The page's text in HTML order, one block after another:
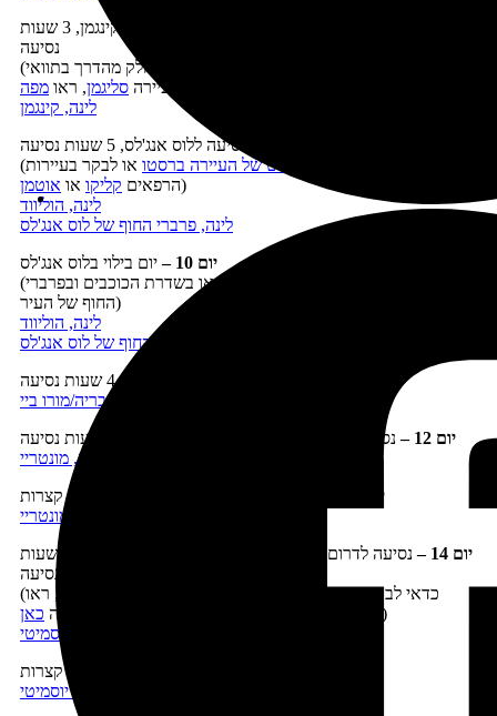
טיול במצוק הדרומי של הגרנד קניון ונסיעה לקינגמן, 3 שעות
נסיעה
וכן אפשר לנסוע חלק מהדרך בתוואי
סליגמן, ראו מפה
לינה, קינגמן
נסיעה ללוס אנג'לס, 5 שעות נסיעה
באאוטלט של העיירה ברסטו או לבקר בעיירות
הרפאים קליקו או אוטמן
)
לינה, הוליווד
לינה, פרברי החוף של לוס אנג'לס
יום 10 –
יום בילוי בלוס אנג'לס
(ניתן לבקר ביום זה ביוניברסל סטודיוס או בשדרת הכוכבים ובפרברי
החוף של העיר)
לינה, הוליווד
לינה, פרברי החוף של לוס אנג'לס
לינה, קמבריה/מורו ביי
יום 12 –
נסיעה צפונה
לינה, מונטריי
יום 13 –
טיול בעיירה מונטריי ובסביבתה, נסיעות קצרות
לינה, מונטריי
יום 14 –
נסיעה לדרום
וטיול בדרום השמורה, 5 שעות
נסיעה
(כדאי לבקר ביום זה בגליישר פוינט, וביער הסקויה מריפוסה, ראו
מועדי פתיחה של הכבישים המובילים לאתרים אלה כאן
)
לינה, בקרבת העמק של יוסמיטי
טיול בעמק יוסמיטי, נסיעות קצרות
לינה, בקרבת העמק של יוסמיטי